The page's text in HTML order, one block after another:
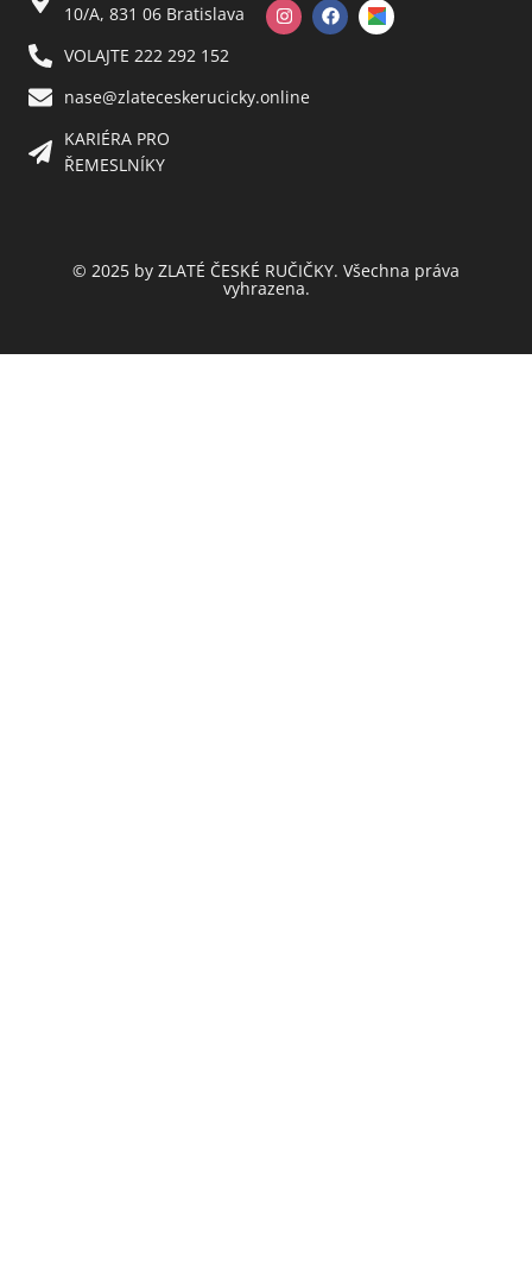
10/A, 831 06 Bratislava
VOLAJTE 222 292 152
nase@zlateceskerucicky.online
KARIÉRA PRO
ŘEMESLNÍKY
© 2025 by ZLATÉ ČESKÉ RUČIČKY. Všechna práva
vyhrazena.